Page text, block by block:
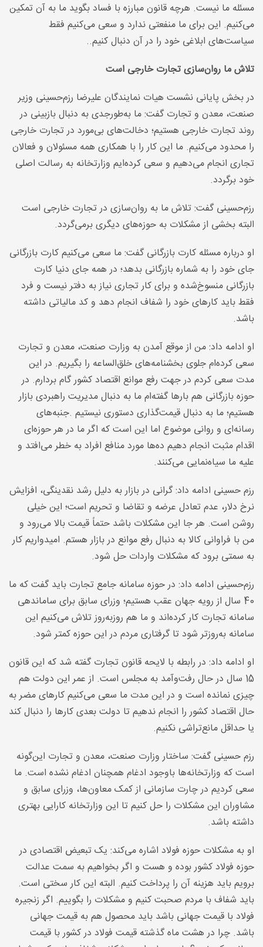
مسئله ما نیست. هرچه قانون مبارزه با فساد بگوید ما به آن تمکین
می‌کنیم. این برای ما منفعتی ندارد و سعی می‌کنیم فقط
سیاست‌های ابلاغی خود را در آن دنبال کنیم.
.
تلاش ما روان‌سازی تجارت خارجی است
در بخش پایانی نشست هیات نمایندگان علیرضا رزم‌حسینی وزیر
صنعت، معدن و تجارت گفت: ما به‌طورجدی به دنبال بازبینی در
روند تجارت خارجی هستیم؛ دخالت‌های بی‌مورد در تجارت خارجی
را محدود می‌کنیم. ما این کار را با همکاری همه مسئولان و فعالان
تجاری انجام می‌دهیم و سعی کرده‌ایم وزارتخانه به رسالت اصلی
خود برگردد.
رزم‌حسینی گفت: تلاش ما به روان‌سازی در تجارت خارجی است
البته بخشی از مشکلات به حوزه‌های دیگری برمی‌گردد.
او درباره مسئله کارت بازرگانی گفت: ما سعی می‌کنیم کارت بازرگانی
جای خود را به شماره بازرگانی بدهد؛ در همه جای دنیا کارت
بازرگانی منسوخ‌شده و برای کار تجاری نیاز به دفتر نیست و فرد
فقط باید کارهای خود را شفاف انجام دهد و کد مالیاتی داشته
باشد.
او ادامه داد: من از موقع آمدن به وزارت صنعت، معدن و تجارت
سعی کرده‌ام جلوی بخشنامه‌های خلق‌الساعه را بگیریم. در این
مدت سعی کردم در جهت رفع موانع اقتصاد کشور گام بردارم. در
حوزه بازرگانی هم بارها گفته‌ام ما به دنبال مدیریت راهبردی بازار
هستیم؛ ما به دنبال قیمت‌گذاری دستوری نیستیم .جنبه‌های
رسانه‌ای و روانی موضوع اما این است که اگر ما در هر حوزه‌ای
اقدام مثبت انجام دهیم ده‌ها مورد منافع افراد به خطر می‌افتد و
علیه ما سیاه‌نمایی می‌کنند.
رزم حسینی ادامه داد: گرانی در بازار به دلیل رشد نقدینگی، افزایش
نرخ دلار، عدم تعادل عرضه و تقاضا و تحریم است؛ این خیلی
روشن است. هر جا این مشکلات باشد حتماً قیمت بالا می‌رود و
من با فراوانی کالا به دنبال رفع موانع در بازار هستم. امیدواریم کار
به سمتی برود که مشکلات واردات حل شود.
رزم‌حسینی ادامه داد: در حوزه سامانه جامع تجارت باید گفت که ما
40 سال از رویه جهان عقب هستیم؛ وزرای سابق برای ساماندهی
سامانه تجارت کار کرده‌اند و ما هم روزبه‌روز تلاش می‌کنیم این
سامانه به‌روزتر شود تا گرفتاری مردم در این حوزه کمتر شود.
او ادامه داد: در رابطه با لایحه قانون تجارت گفته شد که این قانون
15 سال در حال رفت‌وآمد به مجلس است. از عمر این دولت هم
چیزی نمانده است و در این مدت ما سعی می‌کنیم کارهای مضر به
حال اقتصاد کشور را انجام ندهیم تا دولت بعدی کارها را دنبال کند
یا حداقل مانع‌تراشی نکنیم.
رزم حسینی گفت: ساختار وزارت صنعت، معدن و تجارت این‌گونه
است که وزارتخانه‌ها باوجود ادغام همچنان ادغام نشده است. ما
سعی کردیم در چارت سازمانی از کمک معاون‌ها، وزرای سابق و
مشاوران این مشکلات را حل کنیم تا این وزارتخانه کارایی بهتری
داشته باشد.
او به مشکلات حوزه فولاد اشاره می‌کند: یک تبعیض اقتصادی در
حوزه فولاد کشور بوده و هست و اگر بخواهیم به سمت عدالت
برویم باید هزینه آن را پرداخت کنیم. البته این کار سختی است.
باید شفاف با مردم صحبت کنیم و مشکلات را بگوییم. اگر زنجیره
فولاد با قیمت جهانی باشد باید محصول هم به قیمت جهانی
باشد. چرا در هشت ماه گذشته قیمت فولاد در کشور با قیمت